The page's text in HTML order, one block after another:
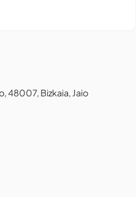
48007, Bizkaia, Jaio